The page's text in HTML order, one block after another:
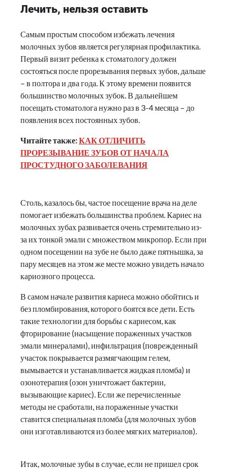
Лечить, нельзя оставить
Самым простым способом избежать лечения
молочных зубов является регулярная профилактика.
Первый визит ребенка к стоматологу должен
состояться после прорезывания первых зубов, дальше
– в полтора и два года. К этому времени появится
большинство молочных зубок. В дальнейшем
посещать стоматолога нужно раз в 3-4 месяца – до
появления всех постоянных зубов.
Читайте также:КАК ОТЛИЧИТЬ
ПРОРЕЗЫВАНИЕ ЗУБОВ ОТ НАЧАЛА
ПРОСТУДНОГО ЗАБОЛЕВАНИЯ
Столь, казалось бы, частое посещение врача на деле
помогает избежать большинства проблем. Кариес на
молочных зубах развивается очень стремительно из-
за их тонкой эмали с множеством микропор. Если при
одном посещении на зубе не было даже пятнышка, за
пару месяцев на этом же месте можно увидеть начало
кариозного процесса.
В самом начале развития кариеса можно обойтись и
без пломбирования, которого боятся все дети. Есть
такие технологии для борьбы с кариесом, как
фторирование (насыщение пораженных участков
эмали минералами), инфильтрация (поврежденный
участок покрывается размягчающим гелем,
вымывается и устанавливается жидкая пломба) и
озонотерапия (озон уничтожает бактерии,
вызывающие кариес). Если же перечисленные
методы не сработали, на пораженные участки
ставится специальная пломба (для молочных зубов
они изготавливаются из более мягких материалов).
Итак, молочные зубы в случае, если не пришел срок